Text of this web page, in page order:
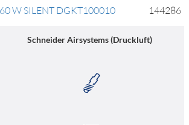
W SILENT DGKT100010 144286
Schneider Airsystems (Druckluft)